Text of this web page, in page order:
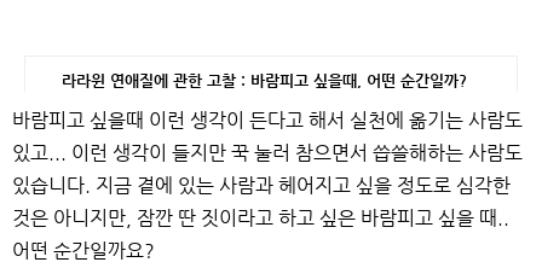
라라윈 연애질에 관한 고찰 : 바람피고 싶을때, 어떤 순간일까?
바람피고 싶을때 이런 생각이 든다고 해서 실천에 옮기는 사람도
있고... 이런 생각이 들지만 꾹 눌러 참으면서 씁쓸해하는 사람도
있습니다. 지금 곁에 있는 사람과 헤어지고 싶을 정도로 심각한
것은 아니지만, 잠깐 딴 짓이라고 하고 싶은 바람피고 싶을 때..
어떤 순간일까요?